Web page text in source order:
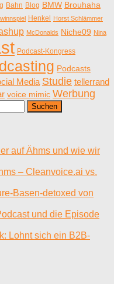
Bahn Blog BMW Brouhaha
Henkel
Horst Schlämmer
McDonalds Niche09 Nina
Podcast-Kongress
Podcasts
Media Studie tellerrand
voice mimic Werbung
auf Ähms und wie wir
– Cleanvoice.ai vs.
Basen-detoxed von
und die Episode
Lohnt sich ein B2B-